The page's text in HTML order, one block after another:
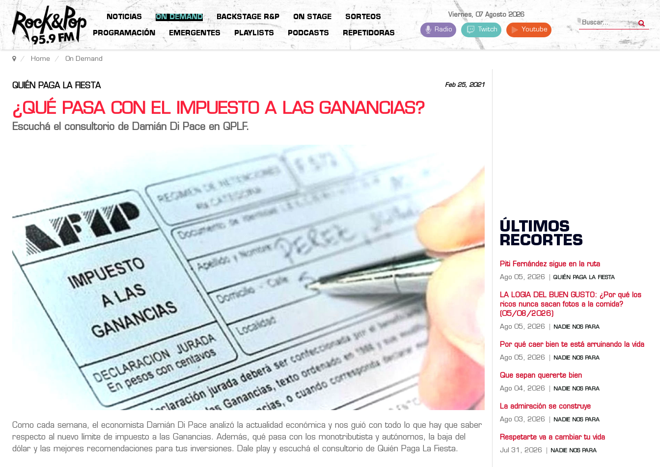
NOTICIAS ON DEMAND BACKSTAGE R&P ON STAGE SORTEOS
PROGRAMACIÓN EMERGENTES PLAYLISTS PODCASTS REPETIDORAS
Viernes, 07 Agosto 2026
Radio Twitch Youtube
Home On Demand
Feb 25, 2021
QUIÉN PAGA LA FIESTA
¿QUÉ PASA CON EL IMPUESTO A LAS GANANCIAS?
Escuchá el consultorio de Damián Di Pace en QPLF.
Como cada semana, el economista Damián Di Pace analizó la actualidad económica y nos guió con todo lo que hay que saber
respecto al nuevo límite de impuesto a las Ganancias. Además, qué pasa con los monotributista y autónomos, la baja del
dólar y las mejores recomendaciones para tus inversiones. Dale play y escuchá el consultorio de Quién Paga La Fiesta.
ÚLTIMOS
RECORTES
Piti Fernández sigue en la ruta
Ago 05, 2026 QUIÉN PAGA LA FIESTA
LA LOGIA DEL BUEN GUSTO: ¿Por qué los
ricos nunca sacan fotos a la comida?
(05/08/2026)
Ago 05, 2026 NADIE NOS PARA
Por qué caer bien te está arruinando la vida
Ago 05, 2026 NADIE NOS PARA
Que sepan quererte bien
Ago 04, 2026 NADIE NOS PARA
La admiración se construye
Ago 03, 2026 NADIE NOS PARA
Respetarte va a cambiar tu vida
Jul 31, 2026 NADIE NOS PARA